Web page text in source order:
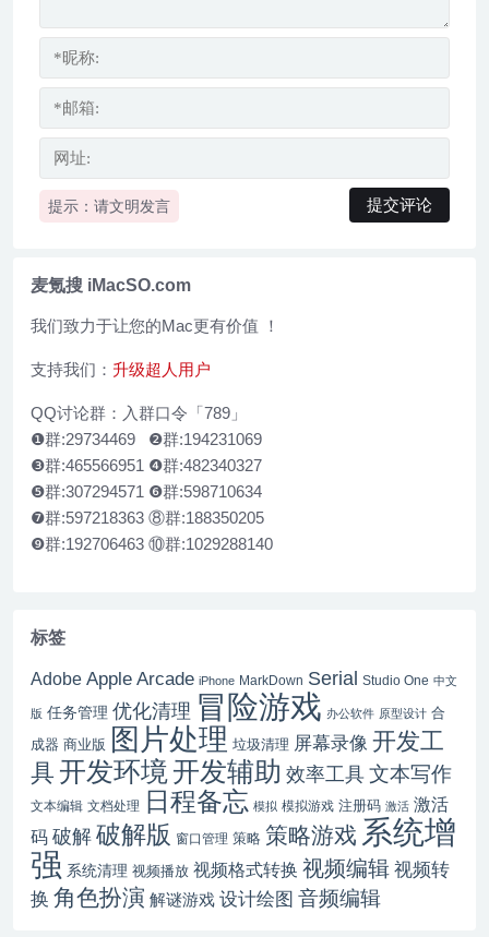
提示：请文明发言
麦氪搜 iMacSO.com
我们致力于让您的Mac更有价值 ！
支持我们： 升级超人用户
QQ讨论群：入群口令「789」
❶群:29734469 ❷群:194231069
❸群:465566951 ❹群:482340327
❺群:307294571 ❻群:598710634
❼群:597218363 ⑧群:188350205
❾群:192706463 ⑩群:1029288140
标签
Adobe Apple Arcade iPhone MarkDown Serial Studio One 中文
版 任务管理 优化清理 冒险游戏 办公软件 原型设计 合
成器 商业版 图片处理 垃圾清理 屏幕录像 开发工
具 开发环境开发辅助 效率工具 文本写作
文本编辑 文档处理 日程备忘 模拟 模拟游戏 注册码 激活 激活
码 破解破解版 窗口管理 策略 策略游戏 系统增
强 系统清理 视频播放 视频格式转换 视频编辑 视频转
换 角色扮演 解谜游戏 设计绘图 音频编辑